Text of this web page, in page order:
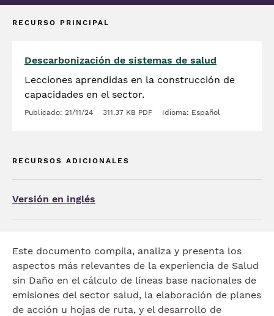
RECURSO PRINCIPAL
Descarbonización de sistemas de salud
Lecciones aprendidas en la construcción de
capacidades en el sector.
Publicado: 21/11/24 311.37 KB PDF Idioma: Español
RECURSOS ADICIONALES
Versión en inglés
Este documento compila, analiza y presenta los
aspectos más relevantes de la experiencia de Salud
sin Daño en el cálculo de líneas base nacionales de
emisiones del sector salud, la elaboración de planes
de acción u hojas de ruta, y el desarrollo de